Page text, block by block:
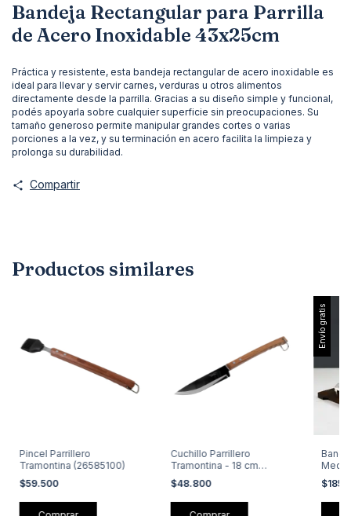
Bandeja Rectangular para Parrilla
de Acero Inoxidable 43x25cm
Práctica y resistente, esta bandeja rectangular de acero inoxidable es
ideal para llevar y servir carnes, verduras u otros alimentos
directamente desde la parrilla. Gracias a su diseño simple y funcional,
podés apoyarla sobre cualquier superficie sin preocupaciones. Su
tamaño generoso permite manipular grandes cortes o varias
porciones a la vez, y su terminación en acero facilita la limpieza y
prolonga su durabilidad.
Compartir
Productos similares
Pincel Parrillero
Tramontina (26585100)
$59.500
Cuchillo Parrillero
Tramontina - 18 cm
(26580108)
$48.800
Envío gratis